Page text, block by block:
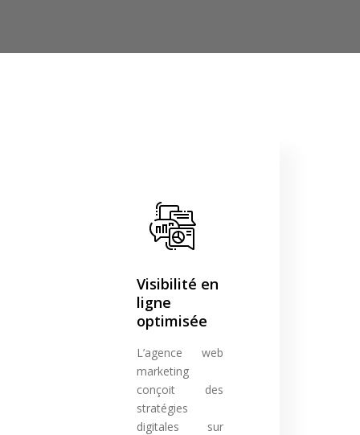
Visibilité en
ligne
optimisée
L’agence web
marketing
conçoit des
stratégies
digitales sur